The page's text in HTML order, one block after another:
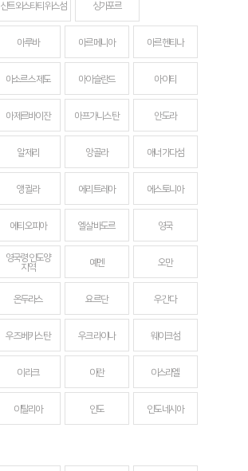
신트외스타티위스섬 싱가포르
아루바 아르메니아 아르헨티나
아소르스 제도 아이슬란드 아이티
아제르바이잔 아프가니스탄 안도라
알제리 앙골라 애너가다섬
앵귈라 에리트레아 에스토니아
에티오피아 엘살바도르 영국
영국령 인도양
지역
예멘 오만
온두라스 요르단 우간다
우즈베키스탄 우크라이나 웨이크섬
이라크 이란 이스라엘
이탈리아 인도 인도네시아